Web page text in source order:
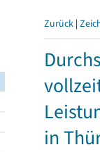
Zurück |
in